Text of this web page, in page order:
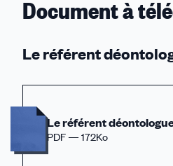
Document à
Le référent
Le référent
PDF — 172Ko